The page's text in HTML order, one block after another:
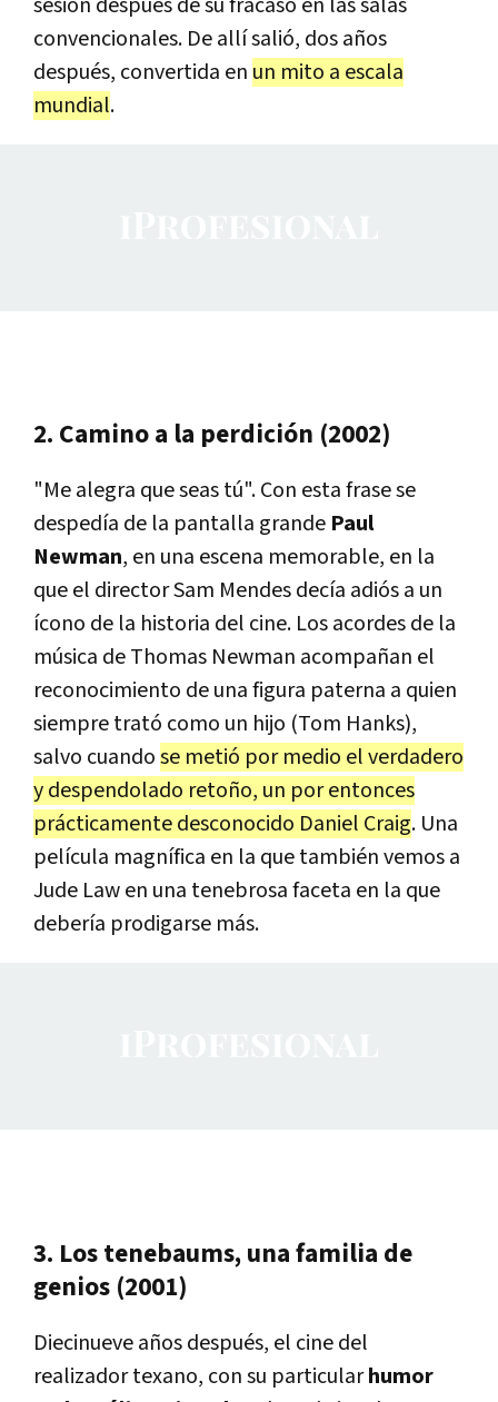
convencionales. De allí salió, dos años
después, convertida en un mito a escala
mundial.
2. Camino a la perdición (2002)
"Me alegra que seas tú". Con esta frase se
despedía de la pantalla grande Paul
Newman, en una escena memorable, en la
que el director Sam Mendes decía adiós a un
ícono de la historia del cine. Los acordes de la
música de Thomas Newman acompañan el
reconocimiento de una figura paterna a quien
siempre trató como un hijo (Tom Hanks),
salvo cuandose metió por medio el verdadero
y despendolado retoño, un por entonces
prácticamente desconocido Daniel Craig. Una
película magnífica en la que también vemos a
Jude Law en una tenebrosa faceta en la que
debería prodigarse más.
3. Los tenebaums, una familia de
genios (2001)
Diecinueve años después, el cine del
realizador texano, con su particularhumor